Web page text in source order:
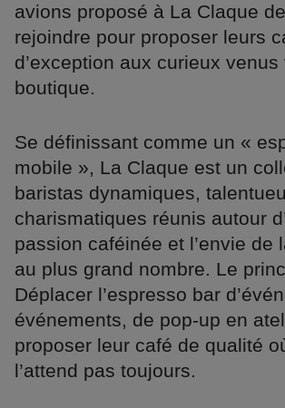
avions proposé à La Claque
rejoindre pour proposer leurs
d’exception aux curieux
boutique.
Se définissant comme un «
mobile », La Claque est un
baristas dynamiques,
charismatiques réunis autour
passion caféinée et l’envie de
au plus grand nombre. Le
Déplacer l’espresso bar
événements, de pop-up en
proposer leur café de qualité
l’attend pas toujours.